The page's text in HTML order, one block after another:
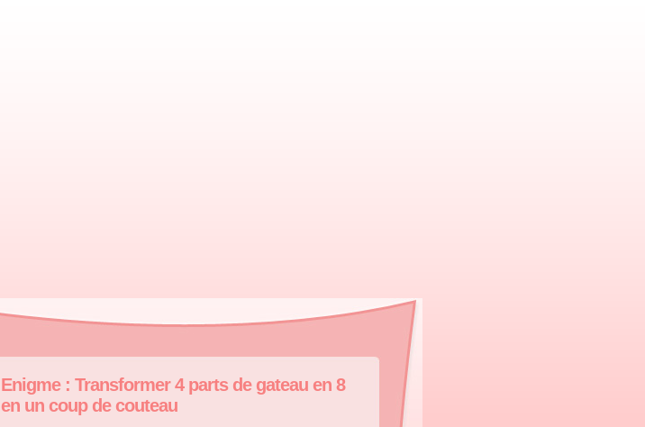
Enigme : Transformer 4 parts de gateau en 8
en un coup de couteau